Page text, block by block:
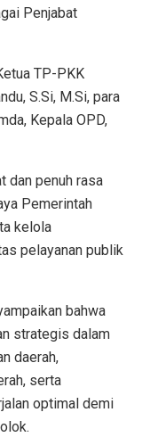
Penjabat
TP-PKK
S.Si, M.Si, para
Kepala OPD,
dan penuh rasa
Pemerintah
kelola
pelayanan publik
bahwa
strategis dalam
daerah,
serta
optimal demi